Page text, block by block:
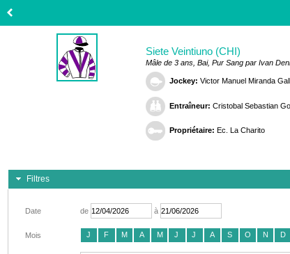
Siete Veintiuno (CHI)
Mâle de 3 ans, Bai, Pur Sang par Ivan
Jockey: Victor Manuel Miranda
Entraîneur: Cristobal Sebastian
Propriétaire: Ec. La Charito
Filtres
Date de à
Mois J F M A M J J A S O N D